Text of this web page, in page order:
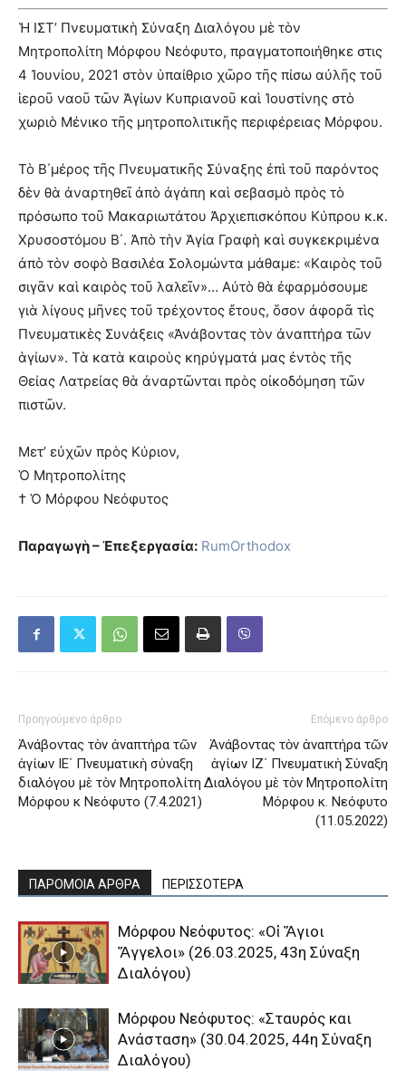
Ἡ ΙΣΤ’ Πνευματικὴ Σύναξη Διαλόγου μὲ τὸν
Μητροπολίτη Μόρφου Νεόφυτο, πραγματοποιήθηκε στις
4 Ἰουνίου, 2021 στὸν ὑπαίθριο χῶρο τῆς πίσω αὐλῆς τοῦ
ἱεροῦ ναοῦ τῶν Ἁγίων Κυπριανοῦ καὶ Ἰουστίνης στὸ
χωριὸ Μένικο τῆς μητροπολιτικῆς περιφέρειας Μόρφου.
Τὸ Β΄μέρος τῆς Πνευματικῆς Σύναξης ἐπὶ τοῦ παρόντος
δὲν θὰ ἀναρτηθεῖ ἀπὸ ἀγάπη καὶ σεβασμὸ πρὸς τὸ
πρόσωπο τοῦ Μακαριωτάτου Ἀρχιεπισκόπου Κύπρου κ.κ.
Χρυσοστόμου Β΄. Ἀπὸ τὴν Ἁγία Γραφὴ καὶ συγκεκριμένα
ἀπὸ τὸν σοφὸ Βασιλέα Σολομώντα μάθαμε: «Kαιρὸς τοῦ
σιγᾶν καὶ καιρὸς τοῦ λαλεῖν»… Αὐτὸ θὰ ἐφαρμόσουμε
γιὰ λίγους μῆνες τοῦ τρέχοντος ἔτους, ὅσον ἀφορᾶ τὶς
Πνευματικὲς Συνάξεις «Ἀνάβοντας τὸν ἀναπτήρα τῶν
ἁγίων». Τὰ κατὰ καιροὺς κηρύγματά μας ἐντὸς τῆς
Θείας Λατρείας θὰ ἀναρτῶνται πρὸς οἰκοδόμηση τῶν
πιστῶν.
Μετ’ εὐχῶν πρὸς Κύριον,
Ὁ Μητροπολίτης
† Ὁ Μόρφου Νεόφυτος
Παραγωγὴ – Ἐπεξεργασία: RumOrthodox
Προηγούμενο άρθρο
Ἀνάβοντας τὸν ἀναπτήρα τῶν
ἁγίων ΙE΄ Πνευματικὴ σύναξη
διαλόγου μὲ τὸν Μητροπολίτη
Μόρφου κ Νεόφυτο (7.4.2021)
Επόμενο άρθρο
Ἀνάβοντας τὸν ἀναπτήρα τῶν
ἁγίων ΙΖ΄ Πνευματικὴ Σύναξη
Διαλόγου μὲ τὸν Μητροπολίτη
Μόρφου κ. Νεόφυτο
(11.05.2022)
ΠΑΡΟΜΟΙΑ ΑΡΘΡΑ ΠΕΡΙΣΣΟΤΕΡΑ
Μόρφου Νεόφυτος: «Οἱ Ἅγιοι
Ἄγγελοι» (26.03.2025, 43η Σύναξη
Διαλόγου)
Μόρφου Νεόφυτος: «Σταυρός και
Ανάσταση» (30.04.2025, 44η Σύναξη
Διαλόγου)